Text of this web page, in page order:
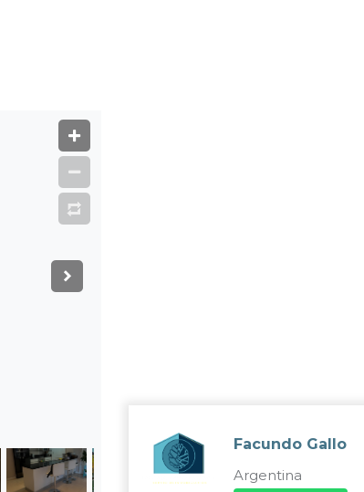
Facundo Gallo
Argentina